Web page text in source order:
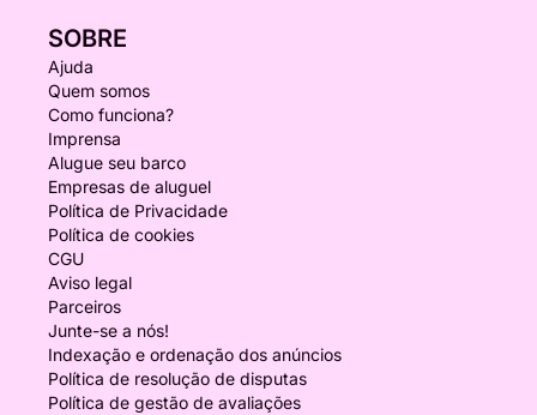
SOBRE
Ajuda
Quem somos
Como funciona?
Imprensa
Alugue seu barco
Empresas de aluguel
Política de Privacidade
Política de cookies
CGU
Aviso legal
Parceiros
Junte-se a nós!
Indexação e ordenação dos anúncios
Política de resolução de disputas
Política de gestão de avaliações